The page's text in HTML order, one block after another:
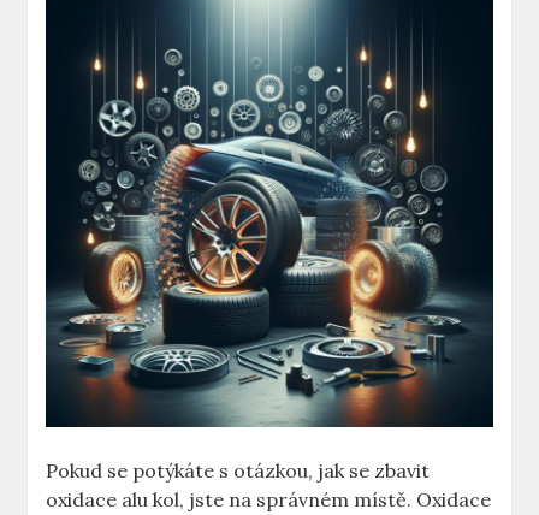
Pokud se potýkáte s otázkou, jak se zbavit
oxidace alu kol, jste na správném místě. Oxidace